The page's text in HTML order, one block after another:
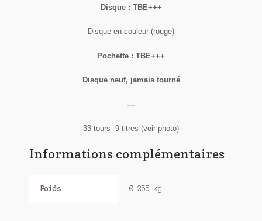
Disque : TBE+++
Disque en couleur (rouge)
Pochette : TBE+++
Disque neuf, jamais tourné
—
33 tours 9 titres (voir photo)
Informations complémentaires
Poids 0.255 kg